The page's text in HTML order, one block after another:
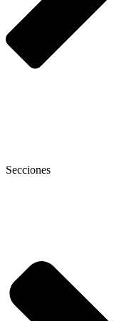
Secciones